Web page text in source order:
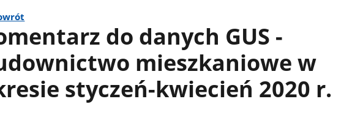
do danych GUS -
mieszkaniowe w
styczeń-kwiecień 2020 r.